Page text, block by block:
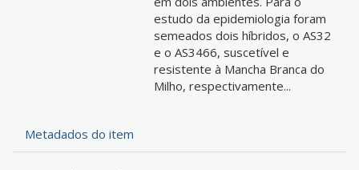
estudo da epidemiologia foram
semeados dois híbridos, o AS32
e o AS3466, suscetível e
resistente à Mancha Branca do
Milho, respectivamente...
Metadados do item